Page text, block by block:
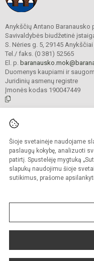
Šioje svetainėje naudojame
paslaugų kokybę, analizuoti
patirtį. Spustelėję mygtuką
slapukų naudojimu šioje
sutikimus, prašome apsilankyti
Anykščių Antano Baranausko
Savivaldybės biudžetinė
S. Nėries g. 5, 29145 Anykščiai
Tel./ faks. (0 381) 52565
El. p.
Duomenys kaupiami ir
Juridinių asmenų registre
Įmonės kodas 190047449
Kopijuoti turinį be raštiško
Prieinamumo
Sumanus būdas